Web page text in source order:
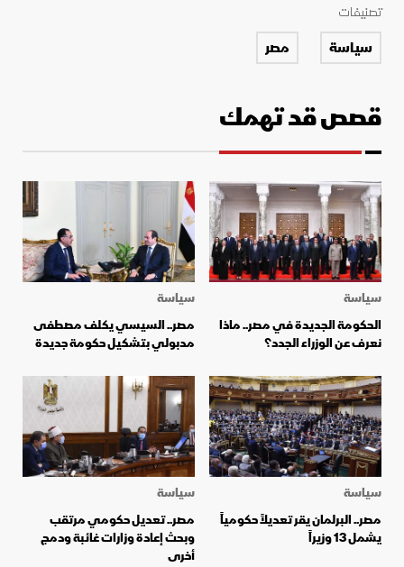
تصنيفات
سياسة مصر
قصص قد تهمك
سياسة
الحكومة الجديدة في مصر.. ماذا
نعرف عن الوزراء الجدد؟
سياسة
مصر.. السيسي يكلف مصطفى
مدبولي بتشكيل حكومة جديدة
سياسة
مصر.. البرلمان يقر تعديلاً حكومياً
يشمل 13 وزيراً
سياسة
مصر.. تعديل حكومي مرتقب
وبحث إعادة وزارات غائبة ودمج
أخرى